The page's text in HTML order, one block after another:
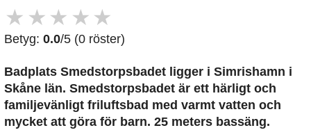
★ ★ ★ ★ ★
Betyg: 0.0/5 (0 röster)
Badplats Smedstorpsbadet ligger i Simrishamn i
Skåne län. Smedstorpsbadet är ett härligt och
familjevänligt friluftsbad med varmt vatten och
mycket att göra för barn. 25 meters bassäng.